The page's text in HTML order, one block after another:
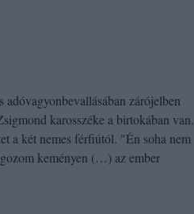
zárójelben
karosszéke a birtokában van.
a két nemes férfiútól. "Én soha nem
keményen (…) az ember